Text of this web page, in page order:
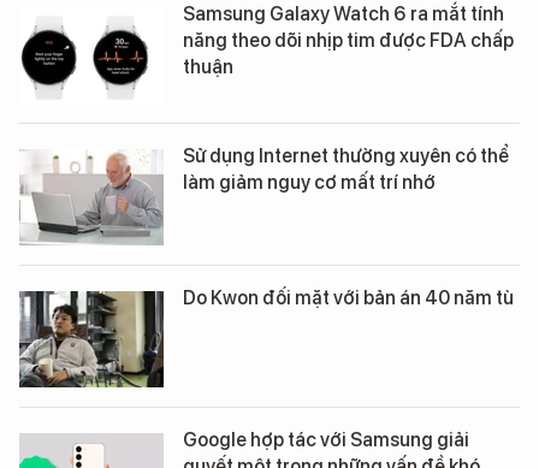
Samsung Galaxy Watch 6 ra mắt tính
năng theo dõi nhịp tim được FDA chấp
thuận
Sử dụng Internet thường xuyên có thể
làm giảm nguy cơ mất trí nhớ
Do Kwon đối mặt với bản án 40 năm tù
Google hợp tác với Samsung giải